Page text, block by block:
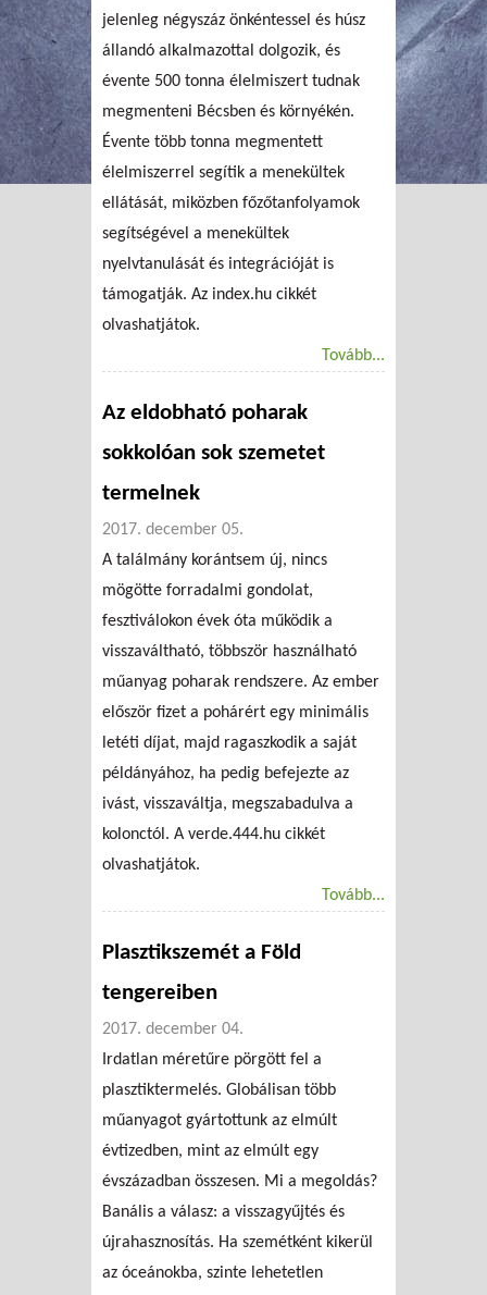
jelenleg négyszáz önkéntessel és húsz
állandó alkalmazottal dolgozik, és
évente 500 tonna élelmiszert tudnak
megmenteni Bécsben és környékén.
Évente több tonna megmentett
élelmiszerrel segítik a menekültek
ellátását, miközben főzőtanfolyamok
segítségével a menekültek
nyelvtanulását és integrációját is
támogatják. Az index.hu cikkét
olvashatjátok.
Tovább...
Az eldobható poharak
sokkolóan sok szemetet
termelnek
2017. december 05.
A találmány korántsem új, nincs
mögötte forradalmi gondolat,
fesztiválokon évek óta működik a
visszaváltható, többször használható
műanyag poharak rendszere. Az ember
először fizet a pohárért egy minimális
letéti díjat, majd ragaszkodik a saját
példányához, ha pedig befejezte az
ivást, visszaváltja, megszabadulva a
kolonctól. A verde.444.hu cikkét
olvashatjátok.
Tovább...
Plasztikszemét a Föld
tengereiben
2017. december 04.
Irdatlan méretűre pörgött fel a
plasztiktermelés. Globálisan több
műanyagot gyártottunk az elmúlt
évtizedben, mint az elmúlt egy
évszázadban összesen. Mi a megoldás?
Banális a válasz: a visszagyűjtés és
újrahasznosítás. Ha szemétként kikerül
az óceánokba, szinte lehetetlen